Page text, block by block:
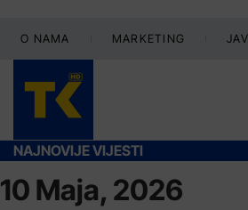
O NAMA MARKETING
NAJNOVIJE VIJESTI
10 Maja, 2026